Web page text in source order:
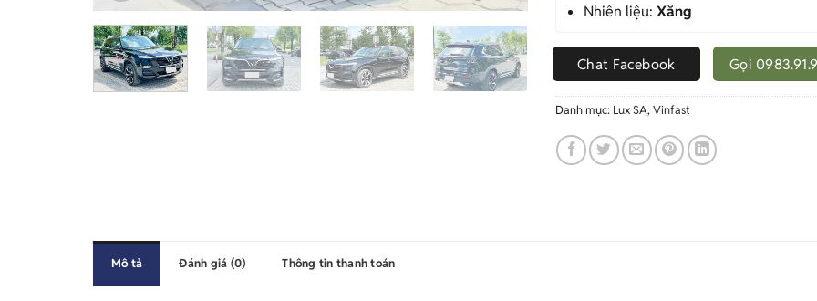
Nhiên liệu: Xăng
Chat Facebook Gọi
Danh mục: Lux SA,Vinfast
Mô tả Đánh giá (0) Thông tin thanh toán